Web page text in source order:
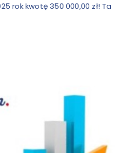
rok kwotę 350 000,00 zł! Ta